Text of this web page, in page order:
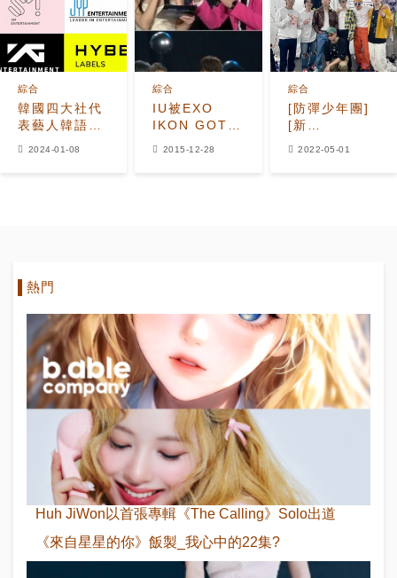
韓國四大社代
表藝人韓語歌
綜合
2024-01-08
IU被EXO
IKON GOT7
綜合
2015-12-28
[防彈少年團]
[新
綜合
2022-05-01
熱門
Huh JiWon以首張專輯《The Calling》Solo出道
《來自星星的你》飯製_我心中的22集?